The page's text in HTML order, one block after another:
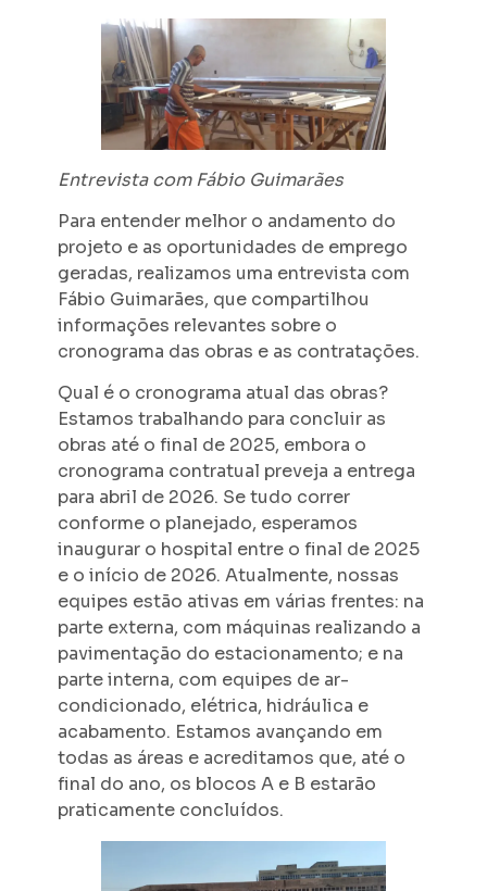
Entrevista com Fábio Guimarães
Para entender melhor o andamento do
projeto e as oportunidades de emprego
geradas, realizamos uma entrevista com
Fábio Guimarães, que compartilhou
informações relevantes sobre o
cronograma das obras e as contratações.
Qual é o cronograma atual das obras?
Estamos trabalhando para concluir as
obras até o final de 2025, embora o
cronograma contratual preveja a entrega
para abril de 2026. Se tudo correr
conforme o planejado, esperamos
inaugurar o hospital entre o final de 2025
e o início de 2026. Atualmente, nossas
equipes estão ativas em várias frentes: na
parte externa, com máquinas realizando a
pavimentação do estacionamento; e na
parte interna, com equipes de ar-
condicionado, elétrica, hidráulica e
acabamento. Estamos avançando em
todas as áreas e acreditamos que, até o
final do ano, os blocos A e B estarão
praticamente concluídos.